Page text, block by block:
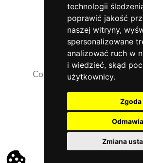
technologii
poprawić jakość
naszej witryny,
spersonalizowane
analizować ruch w
i wiedzieć, skąd
użytkownicy.
Zgoda
Zmiana
Copyrights 2026 ©
Działalność szkoleniowa i
Rekrutacja
Polityka prywatności i pliki